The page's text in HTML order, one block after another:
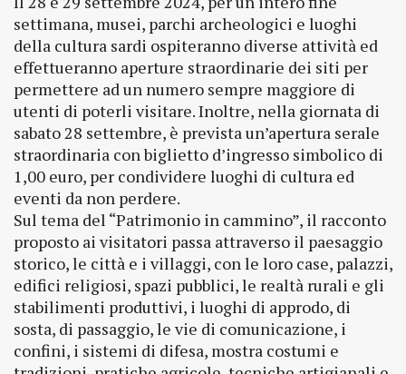
settimana, musei, parchi archeologici e luoghi
della cultura sardi ospiteranno diverse attività ed
effettueranno aperture straordinarie dei siti per
permettere ad un numero sempre maggiore di
utenti di poterli visitare. Inoltre, nella giornata di
sabato 28 settembre, è prevista un’apertura serale
straordinaria con biglietto d’ingresso simbolico di
1,00 euro, per condividere luoghi di cultura ed
eventi da non perdere.
Sul tema del “Patrimonio in cammino”, il racconto
proposto ai visitatori passa attraverso il paesaggio
storico, le città e i villaggi, con le loro case, palazzi,
edifici religiosi, spazi pubblici, le realtà rurali e gli
stabilimenti produttivi, i luoghi di approdo, di
sosta, di passaggio, le vie di comunicazione, i
confini, i sistemi di difesa, mostra costumi e